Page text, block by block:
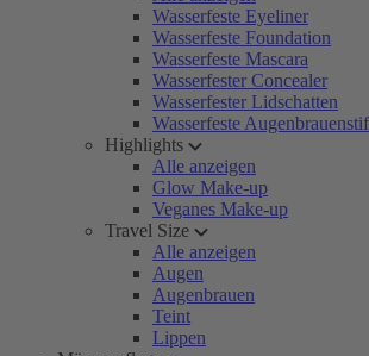
Wasserfeste Eyeliner
Wasserfeste Foundation
Wasserfeste Mascara
Wasserfester Concealer
Wasserfester Lidschatten
Wasserfeste
Highlights
Alle anzeigen
Glow Make-up
Veganes Make-up
Travel Size
Alle anzeigen
Augen
Augenbrauen
Teint
Lippen